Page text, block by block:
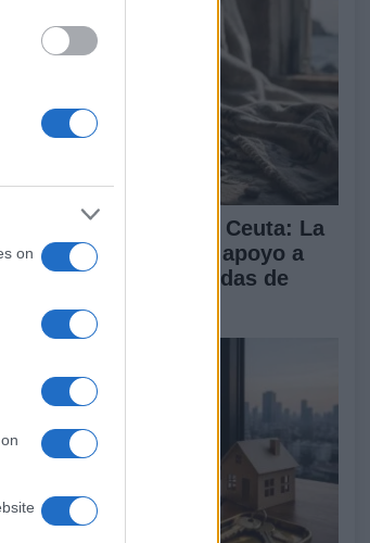
on
Crisis migratoria en Ceuta: La
UE dividida entre el apoyo a
España y las demandas de